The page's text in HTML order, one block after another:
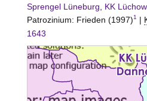
Sprengel Lüneburg KK
Patrozinium: Frieden (1997)1 |
1643